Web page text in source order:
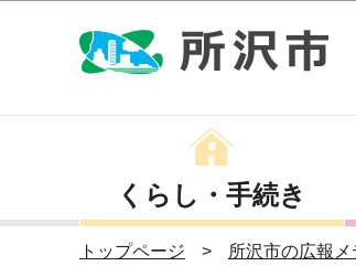
くらし・手続き
トップページ 所沢市の広報メ